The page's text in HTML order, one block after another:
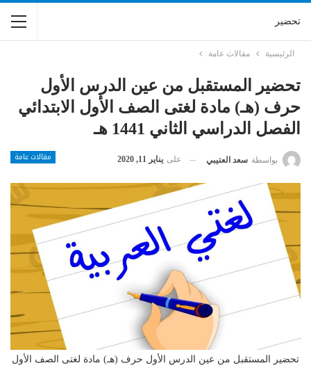
تحضير
الرئيسية مقالات عامة
تحضير المستقبل من عين الدرس الأول
حرف (هـ) مادة لغتى الصف الأول الابتدائي
الفصل الدراسي الثاني 1441 هـ
مقالات عامة بواسطة سعد العتيبي على يناير 11, 2020
تحضير المستقبل من عين الدرس الأول حرف (هـ) مادة لغتى الصف الأول